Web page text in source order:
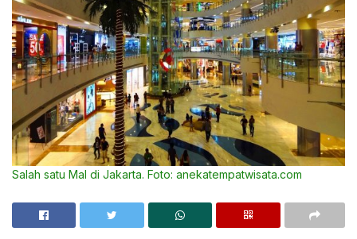
Salah satu Mal di Jakarta. Foto: anekatempatwisata.com